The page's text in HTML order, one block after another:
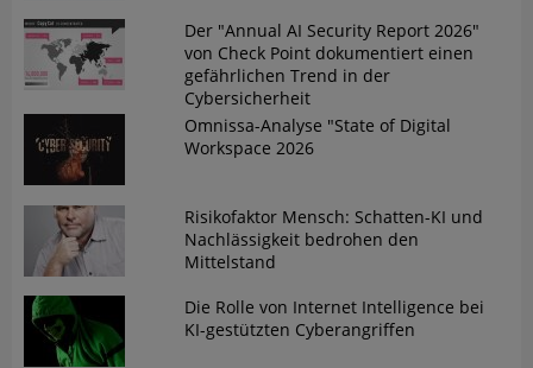
Der "Annual AI Security Report 2026"
von Check Point dokumentiert einen
gefährlichen Trend in der
Cybersicherheit
Omnissa-Analyse "State of Digital
Workspace 2026
Risikofaktor Mensch: Schatten-KI und
Nachlässigkeit bedrohen den
Mittelstand
Die Rolle von Internet Intelligence bei
KI-gestützten Cyberangriffen